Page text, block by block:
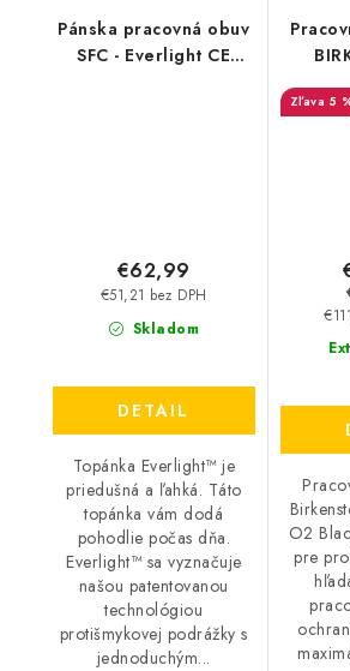
Pánska pracovná obuv
SFC - Everlight CE
Skladom
€51,21 bez DPH
€62,99
DETAIL
Topánka Everlight™ je
priedušná a ľahká. Táto
topánka vám dodá
pohodlie počas dňa.
Everlight™ sa vyznačuje
našou patentovanou
technológiou
protišmykovej podrážky s
jednoduchým...
NL O2
5
O2
pre